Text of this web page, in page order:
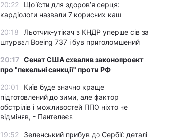
20:22
Що їсти для здоров’я серця:
кардіологи назвали 7 корисних каш
20:18
Льотчик-утікач з КНДР уперше сів за
штурвал Boeing 737 і був приголомшений
20:17 Сенат США схвалив законопроект
про "пекельні санкції" проти РФ
20:01
Київ буде значно краще
підготовлений до зими, але фактор
обстрілів і можливостей ППО ніхто не
відміняв, - Пантелеєв
19:52
Зеленський прибув до Сербії: деталі